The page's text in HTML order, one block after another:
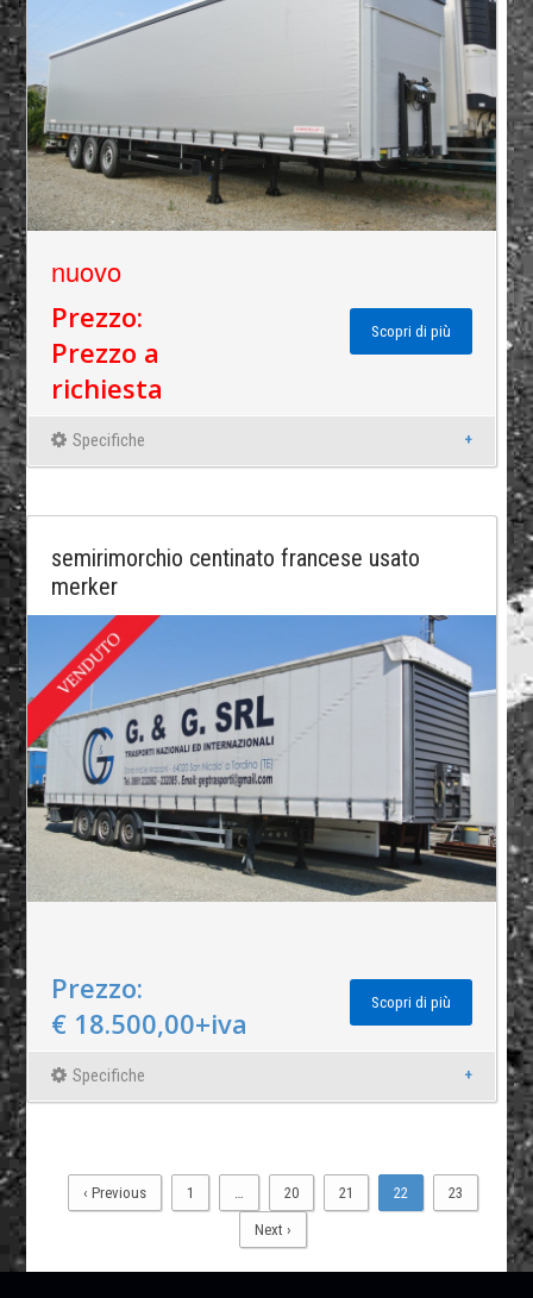
nuovo
Prezzo:
Prezzo a
richiesta
Scopri di più
Specifiche
semirimorchio centinato francese usato
merker
Prezzo:
€ 18.500,00+iva
Scopri di più
Specifiche
‹ Previous 1 20 21 22 23
Next ›